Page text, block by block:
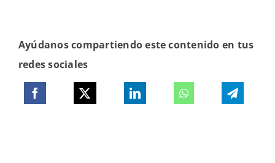
Ayúdanos compartiendo este contenido en tus
redes sociales